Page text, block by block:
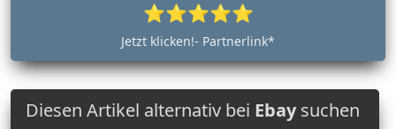
⭐⭐⭐⭐⭐
Jetzt klicken!- Partnerlink*
Diesen Artikel alternativ bei Ebaysuchen